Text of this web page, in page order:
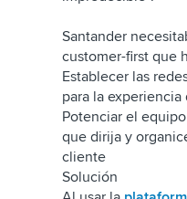
Santander
customer-first que
Establecer las
para la
Potenciar el
que dirija y
cliente
Solución